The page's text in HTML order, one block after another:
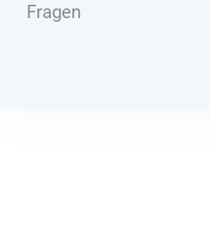
Fragen